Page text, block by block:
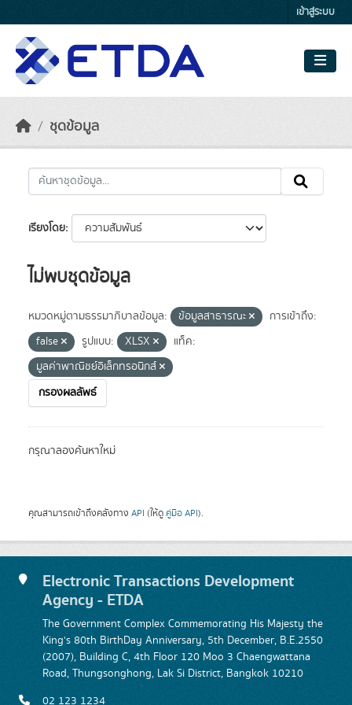
เข้าสู่ระบบ
ชุดข้อมูล
เรียงโดย
ไม่พบชุดข้อมูล
หมวดหมู่ตามธรรมาภิบาลข้อมูล: ข้อมูลสาธารณะ
การเข้าถึง:
false
รูปแบบ: XLSX
แท็ค:
มูลค่าพาณิชย์อิเล็กทรอนิกส์
กรองผลลัพธ์
กรุณาลองค้นหาใหม่
คุณสามารถเข้าถึงคลังทาง API (ให้ดู คู่มือ API).
Electronic Transactions Development
Agency - ETDA
The Government Complex Commemorating His Majesty the
King's 80th BirthDay Anniversary, 5th December, B.E.2550
(2007), Building C, 4th Floor 120 Moo 3 Chaengwattana
Road, Thungsonghong, Lak Si District, Bangkok 10210
02 123 1234